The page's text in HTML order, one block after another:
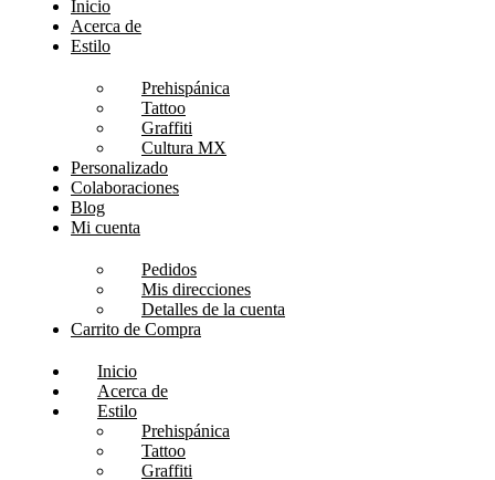
Inicio
Acerca de
Estilo
Prehispánica
Tattoo
Graffiti
Cultura MX
Personalizado
Colaboraciones
Blog
Mi cuenta
Pedidos
Mis direcciones
Detalles de la cuenta
Carrito de Compra
Inicio
Acerca de
Estilo
Prehispánica
Tattoo
Graffiti